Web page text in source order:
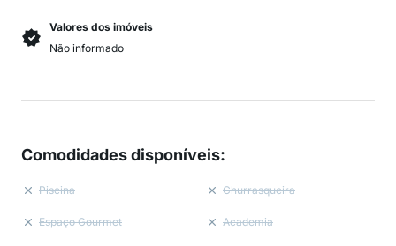
Valores dos imóveis
Não informado
Comodidades disponíveis:
Piscina Churrasqueira
Espaço Gourmet Academia